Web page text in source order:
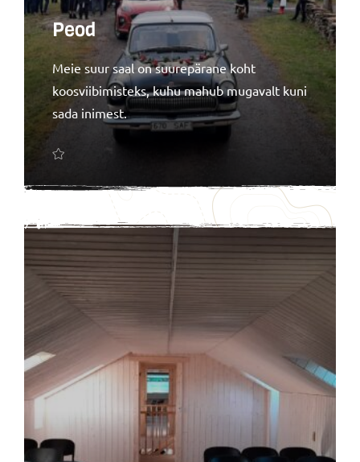
Peod
Meie suur saal on suurepärane koht
koosviibimisteks, kuhu mahub mugavalt kuni
sada inimest.